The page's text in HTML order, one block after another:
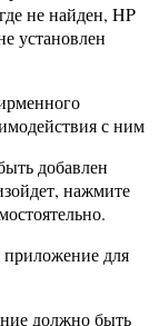
не найден, HP
установлен
добавлен
нажмите
должно быть